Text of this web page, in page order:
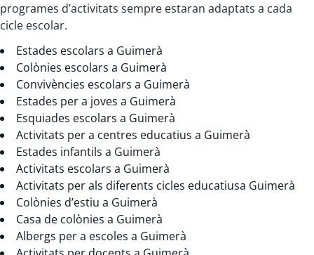
programes d’activitats sempre estaran adaptats a cada
cicle escolar.
Estades escolars a Guimerà
Colònies escolars a Guimerà
Convivències escolars a Guimerà
Estades per a joves a Guimerà
Esquiades escolars a Guimerà
Activitats per a centres educatius a Guimerà
Estades infantils a Guimerà
Activitats escolars a Guimerà
Activitats per als diferents cicles educatiusa Guimerà
Colònies d’estiu a Guimerà
Casa de colònies a Guimerà
Albergs per a escoles a Guimerà